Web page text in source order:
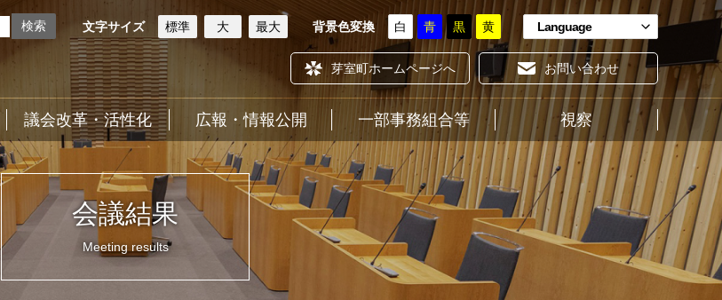
文字サイズ 標準 大 最大 背景色変換 白 青 黒 黄 Language
芽室町ホームページへ お問い合わせ
ホーム
議会改革・活性化 広報・情報公開 一部事務組合等 視察
会議結果
Meeting results